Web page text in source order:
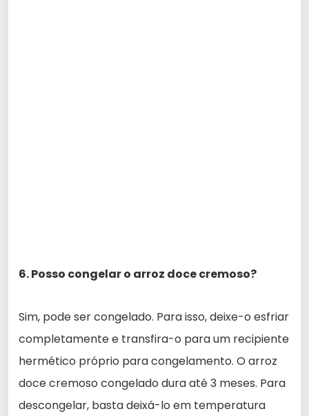
6. Posso congelar o arroz doce cremoso?
Sim, pode ser congelado. Para isso, deixe-o esfriar
completamente e transfira-o para um recipiente
hermético próprio para congelamento. O arroz
doce cremoso congelado dura até 3 meses. Para
descongelar, basta deixá-lo em temperatura